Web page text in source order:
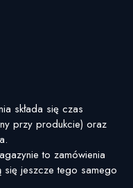
składa się czas
przy produkcie) oraz
to zamówienia
jeszcze tego samego